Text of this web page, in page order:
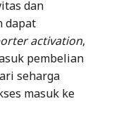
dan
dapat
activation,
pembelian
seharga
masuk ke